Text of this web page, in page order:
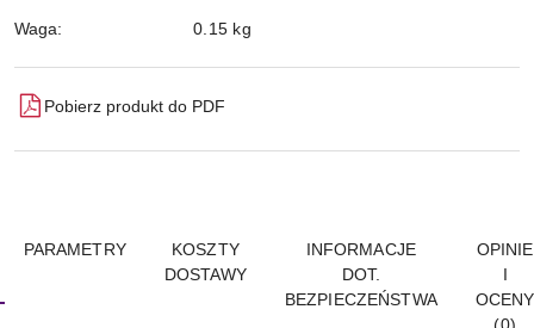
Waga: 0.15 kg
Pobierz produkt do PDF
PARAMETRY
KOSZTY
DOSTAWY
INFORMACJE
DOT.
BEZPIECZEŃSTWA
OPINIE
I
OCENY